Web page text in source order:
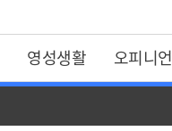
영성생활 오피니언